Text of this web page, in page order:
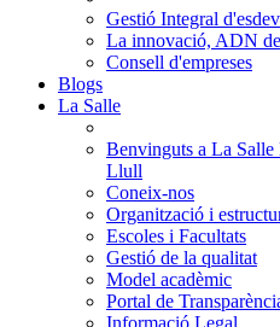
Gestió Integral
La innovació, ADN
Consell d'empreses
Blogs
La Salle
Benvinguts a La
Llull
Coneix-nos
Organització i
Escoles i Facultats
Gestió de la qualitat
Model acadèmic
Portal de
Informació Legal